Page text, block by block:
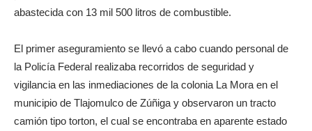
abastecida con 13 mil 500 litros de combustible.
El primer aseguramiento se llevó a cabo cuando personal de
la Policía Federal realizaba recorridos de seguridad y
vigilancia en las inmediaciones de la colonia La Mora en el
municipio de Tlajomulco de Zúñiga y observaron un tracto
camión tipo torton, el cual se encontraba en aparente estado